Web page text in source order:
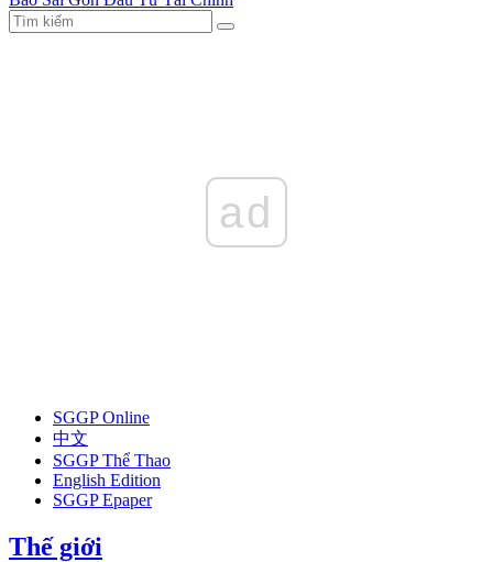
ad
SGGP Online
中文
SGGP Thể Thao
English Edition
SGGP Epaper
Thế giới